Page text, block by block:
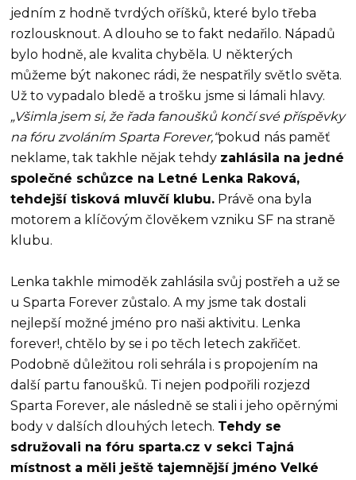
jedním z hodně tvrdých oříšků, které bylo třeba
rozlousknout. A dlouho se to fakt nedařilo. Nápadů
bylo hodně, ale kvalita chyběla. U některých
můžeme být nakonec rádi, že nespatřily světlo světa.
Už to vypadalo bledě a trošku jsme si lámali hlavy.
„Všimla jsem si, že řada fanoušků končí své příspěvky
na fóru zvoláním Sparta Forever,“pokud nás paměť
neklame, tak takhle nějak tehdy zahlásila na jedné
společné schůzce na Letné Lenka Raková,
tehdejší tisková mluvčí klubu. Právě ona byla
motorem a klíčovým člověkem vzniku SF na straně
klubu.
Lenka takhle mimoděk zahlásila svůj postřeh a už se
u Sparta Forever zůstalo. A my jsme tak dostali
nejlepší možné jméno pro naši aktivitu. Lenka
forever!, chtělo by se i po těch letech zakřičet.
Podobně důležitou roli sehrála i s propojením na
další partu fanoušků. Ti nejen podpořili rozjezd
Sparta Forever, ale následně se stali i jeho opěrnými
body v dalších dlouhých letech. Tehdy se
sdružovali na fóru sparta.cz v sekci Tajná
místnost a měli ještě tajemnější jméno Velké